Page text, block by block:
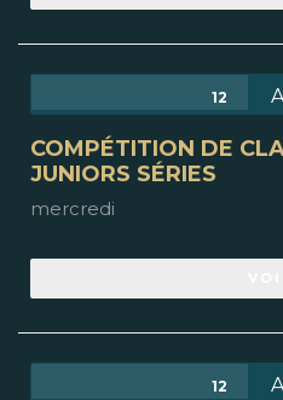
12
COMPÉTITION DE
JUNIORS SÉRIES
mercredi
12